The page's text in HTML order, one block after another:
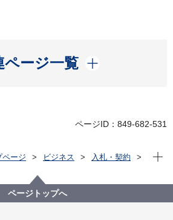
ページ一覧
開く
ページID：849-682-531
ページ ビジネス
入札・契約
表】【公募型プロポーザル】令和６年度
て応援ルーム「とことこ」運営事業委託
現在
ページトップへ